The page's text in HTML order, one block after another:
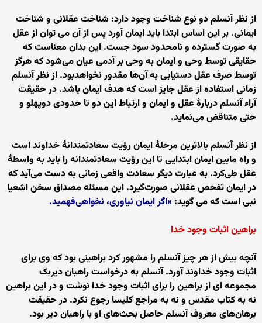
از نظر آنسلم دو نوع شناخت وجود دارد: شناخت عقلانی و شناخت
ایمانی. بر این اساس ابتدا باید ایمان آورد پس از آن می توان از عقل
به صورت گسترده و نامحدود سود جست. این بدان معناست که
حقایقی توسط وحی و ایمان به وحی بر آدمی عیان می‌شود که هرگز
توسط صرف عقل دستیابی به آن‌ها مقدور نخواهدبود. از نظر آنسلم
زمانی استفاده از عقل جایز است که هدف ایمان باشد. در حقیقت
آراء آنسلم دربارهٔ عقل و ایمان و ارتباط این دو تا حدودی دوپهلو و
حتی متناقض می‌نماید.
از نظر آنسلم بالاترین مرحلهٔ ایمان رؤیت سعادتمندانهٔ خداوند است
و راه مابین ایمان ابتدایی تا این رؤیت سعادتمندانه را باید به واسطهٔ
عقل طی‌کرد. به عبارت دیگر سعادت واقعی زمانی به دست می‌آید که
در ایمان تفحص عقلانی صورت‌گیرد. این مسئله مصداق سخن اشعیا
نبی است که می گوید: «اگر ایمان نیاوری، نخواهی‌فهمید.
براهین اثبات وجود خدا
آنچه بیش از هر چیز آنسلم را مشهور کرد براهینی بود که وی برای
اثبات وجود خداوند آورد. آنسلم به درخواست راهبان دیربک
مجموعه ای از براهین را برای اثبات وجود خدا نوشت و در این براهین
نه به کتاب مقدس و نه به مراجع کلیسا رجوع نکرد. در حقیقت
برهان‌های معروف آنسلم حاصل بحث‌های او با راهبان دیر بود.